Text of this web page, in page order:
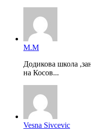
М.М
Додикова школа
на Косов...
Vesna Sivcevic